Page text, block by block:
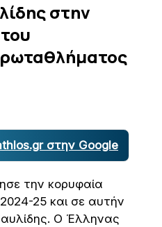
στην
στην Google
την κορυφαία
25 και σε αυτήν
Ο Έλληνας